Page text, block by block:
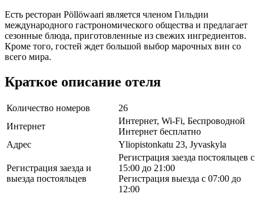
Есть ресторан Pöllöwaari является членом Гильдии
международного гастрономического общества и предлагает
сезонные блюда, приготовленные из свежих ингредиентов.
Кроме того, гостей ждет большой выбор марочных вин со
всего мира.
Краткое описание отеля
Количество номеров
26
Интернет
Интернет, Wi-Fi, Беспроводной
Интернет бесплатно
Адрес
Yliopistonkatu 23, Jyvaskyla
Регистрация заезда и
выезда постояльцев
Регистрация заезда постояльцев с
15:00 до 21:00
Регистрация выезда с 07:00 до
12:00